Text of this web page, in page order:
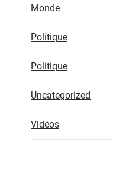
Monde
Politique
Politique
Uncategorized
Vidéos